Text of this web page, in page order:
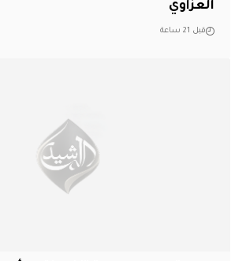
العزاوي
قبل 21 ساعة